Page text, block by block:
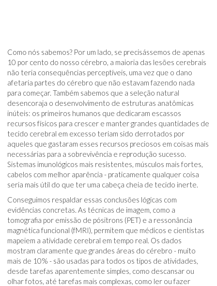
Como nós sabemos? Por um lado, se precisássemos de apenas
10 por cento do nosso cérebro, a maioria das lesões cerebrais
não teria consequências perceptíveis, uma vez que o dano
afetaria partes do cérebro que não estavam fazendo nada
para começar. Também sabemos que a seleção natural
desencoraja o desenvolvimento de estruturas anatômicas
inúteis: os primeiros humanos que dedicaram escassos
recursos físicos para crescer e manter grandes quantidades de
tecido cerebral em excesso teriam sido derrotados por
aqueles que gastaram esses recursos preciosos em coisas mais
necessárias para a sobrevivência e reprodução sucesso.
Sistemas imunológicos mais resistentes, músculos mais fortes,
cabelos com melhor aparência - praticamente qualquer coisa
seria mais útil do que ter uma cabeça cheia de tecido inerte.
Conseguimos respaldar essas conclusões lógicas com
evidências concretas. As técnicas de imagem, como a
tomografia por emissão de pósitrons (PET) e a ressonância
magnética funcional (fMRI), permitem que médicos e cientistas
mapeiem a atividade cerebral em tempo real. Os dados
mostram claramente que grandes áreas do cérebro - muito
mais de 10% - são usadas para todos os tipos de atividades,
desde tarefas aparentemente simples, como descansar ou
olhar fotos, até tarefas mais complexas, como ler ou fazer